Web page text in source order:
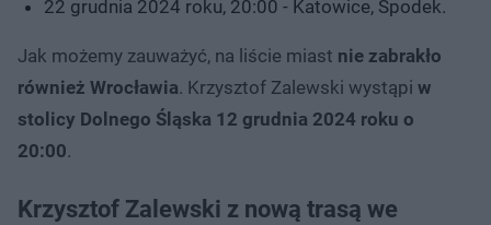
22 grudnia 2024 roku, 20:00 - Katowice, Spodek.
Jak możemy zauważyć, na liście miast nie zabrakło
również Wrocławia. Krzysztof Zalewski wystąpi w
stolicy Dolnego Śląska 12 grudnia 2024 roku o
20:00.
Krzysztof Zalewski z nową trasą we